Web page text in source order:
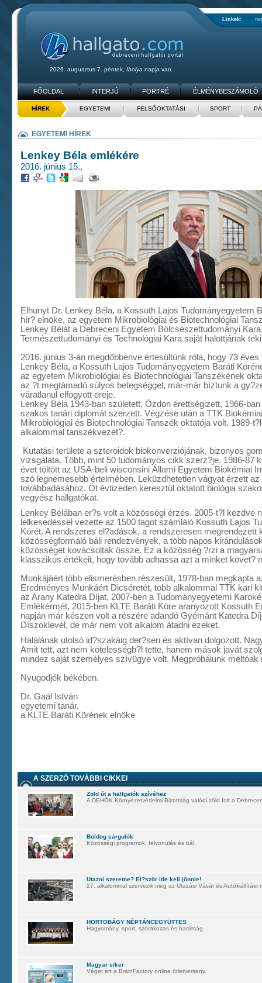
Linkek:
2026. augusztus 7. péntek, Ibolya napja van.
FŐOLDAL INTERJÚ PORTRÉ ÉLMÉNYBESZÁMOLÓ
HÍREK EGYETEMI FELSŐOKTATÁSI SPORT
EGYETEMI HÍREK
Lenkey Béla emlékére
2016. június 15.,
Elhunyt Dr. Lenkey Béla, a Kossuth Lajos Tudományegyetem
hír? elnöke, az egyetem Mikrobiológiai és Biotechnológiai
Lenkey Bélát a Debreceni Egyetem Bölcsészettudományi
Természettudományi és Technológiai Kara saját halottjának
2016. június 3-án megdöbbenve értesültünk róla, hogy 73
Lenkey Béla, a Kossuth Lajos Tudományegyetem Baráti
az egyetem Mikrobiológiai és Biotechnológiai Tanszékének
az ?t megtámadó súlyos betegséggel, már-már bíztunk a
váratlanul elfogyott ereje.
Lenkey Béla 1943-ban született, Ózdon érettségizett, 1966-
szakos tanári diplomát szerzett. Végzése után a TTK
Mikrobiológiai és Biotechnológiai Tanszék oktatója volt. 1989-
alkalommal tanszékvezet?.
Kutatási területe a szteroidok biokonverziójának, bizonyos
vizsgálata. Több, mint 50 tudományos cikk szerz?je. 1986-87
évet töltött az USA-beli wisconsini Állami Egyetem Biokémiai
szó legnemesebb értelmében. Leküzdhetetlen vágyat érzett
továbbadásához. Öt évtizeden keresztül oktatott biológia
vegyész hallgatókat.
Lenkey Bélában er?s volt a közösségi érzés. 2005-t?l kezdve
lelkesedéssel vezette az 1500 tagot számláló Kossuth Lajos
Körét. A rendszeres el?adások, a rendszeresen megrendezett
közösségformáló báli rendezvények, a több napos
közösséget kovácsoltak össze. Ez a közösség ?rzi a
klasszikus értékeit, hogy tovább adhassa azt a minket követ?
Munkájáért több elismerésben részesült, 1978-ban megkapta
Eredményes Munkáért Dicséretét, több alkalommal TTK kari
az Arany Katedra Díjat, 2007-ben a Tudományegyetemi
Emlékérmét, 2015-ben KLTE Baráti Köre aranyozott Kossuth
napján már készen volt a részére adandó Gyémánt Katedra
Díszoklevél, de már nem volt alkalom átadni ezeket.
Halálának utolsó id?szakáig der?sen és aktívan dolgozott.
Amit tett, azt nem kötelességb?l tette, hanem mások javát
mindez saját személyes szívügye volt. Megpróbálunk
Nyugodjék békében.
Dr. Gaál István
egyetemi tanár,
a KLTE Baráti Körének elnöke
A SZERZŐ TOVÁBBI CIKKEI
Zöld út a hallgatók szívéhez
A DEHÖK Környezetvédelmi Bizottság valódi zöld folt a
Boldog sárgulók
Közösségi programok, felvonulás és bál.
Utazni szeretne? El?ször ide kell jönnie!
27. alkalommal szervezik meg az Utazási Vásár és Autókiállítást
HORTOBÁGY NÉPTÁNCEGYÜTTES
Hagyomány, sport, szórakozás és barátság.
Magyar siker
Véget ért a BrainFactory online ötletverseny.